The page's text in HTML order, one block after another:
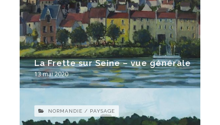
13 mai 2020
La Frette sur Seine – vue générale
NORMANDIE / PAYSAGE